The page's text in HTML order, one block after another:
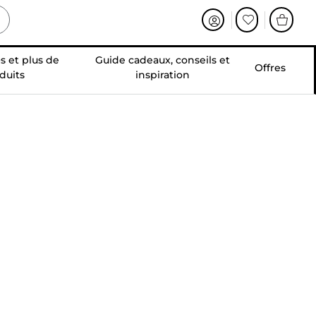
et plus de
Guide cadeaux, conseils et
inspiration
Offres